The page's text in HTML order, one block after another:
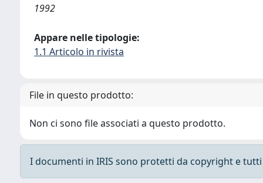
1992
Appare nelle tipologie:
1.1 Articolo in rivista
File in questo prodotto:
Non ci sono file associati a questo prodotto.
I documenti in IRIS sono protetti da copyright e